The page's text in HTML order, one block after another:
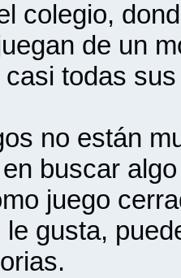
colegio,
de un
todas
no están
buscar
juego
le gusta,